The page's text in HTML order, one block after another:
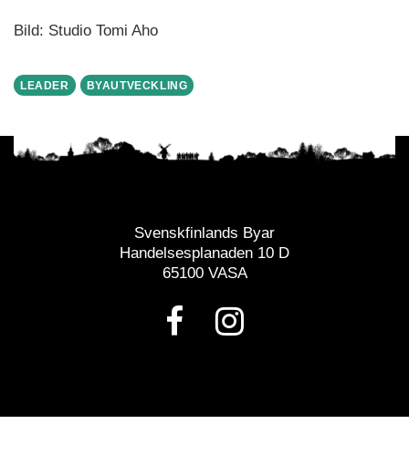
LEADER BYAUTVECKLING
Bild: Studio Tomi Aho
Svenskfinlands Byar
Handelsesplanaden 10 D
65100 VASA